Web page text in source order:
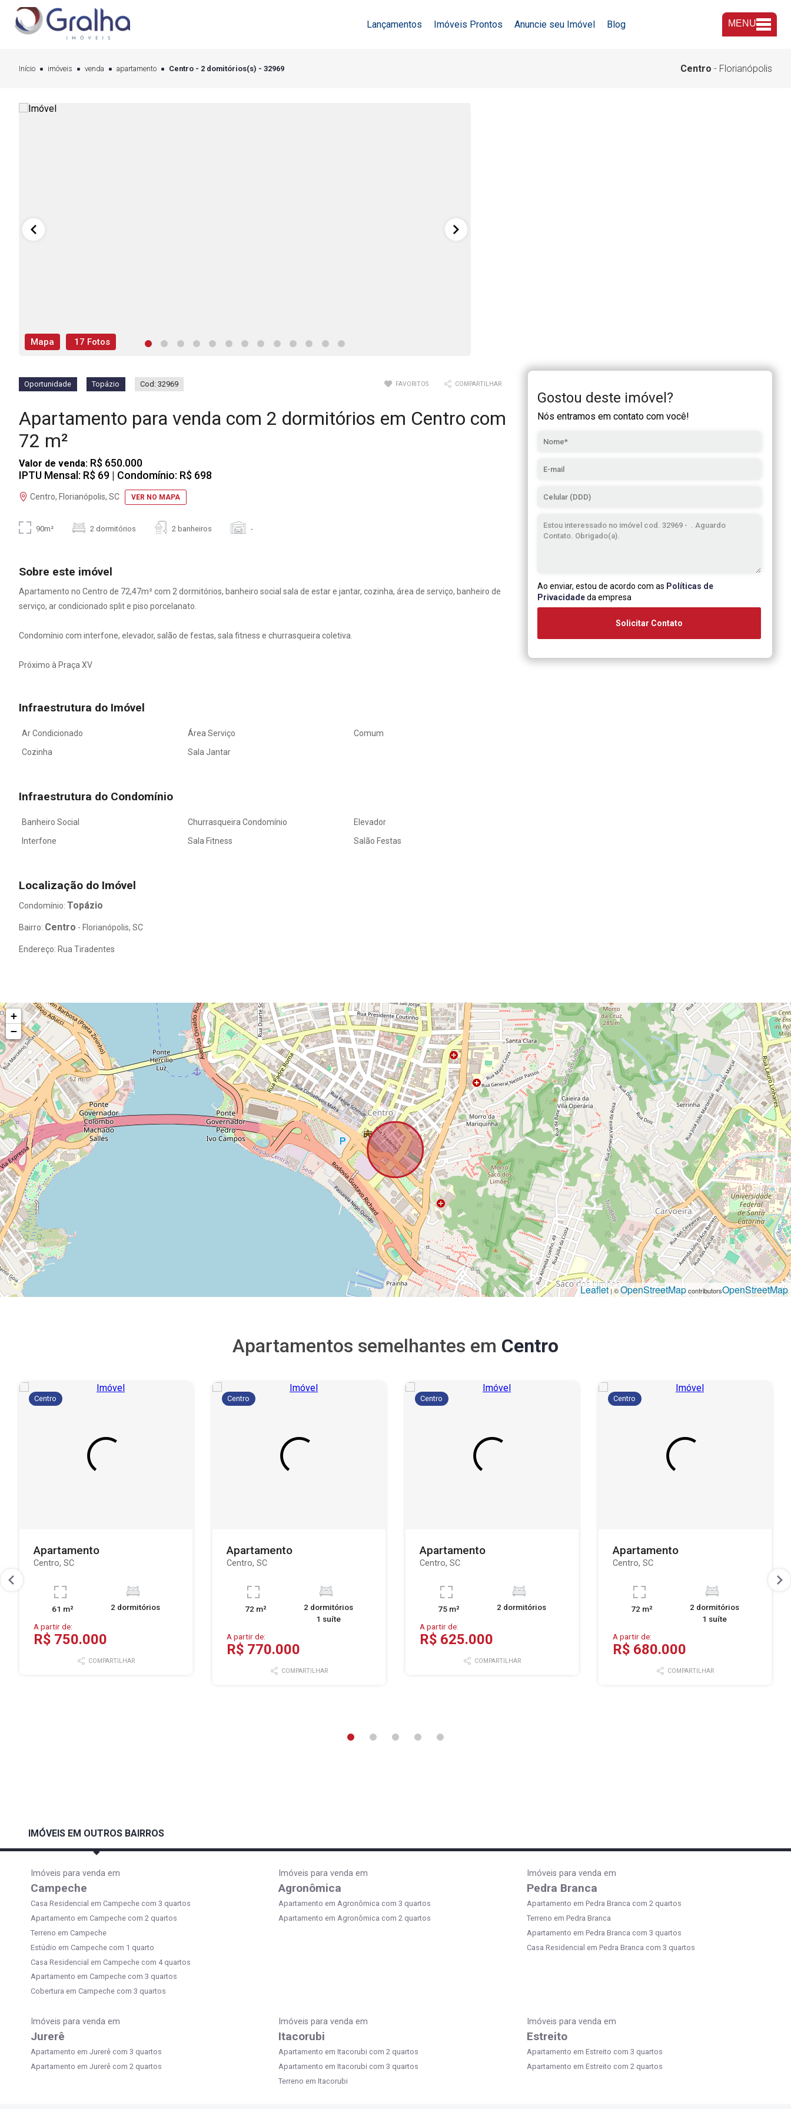
Lançamentos Imóveis Prontos Anuncie seu Imóvel Blog MENU
Início imóveis venda apartamento Centro - 2 domitórios(s) - 32969 Centro - Florianópolis
Mapa 17 Fotos
Oportunidade Topázio Cod: 32969 FAVORITOS COMPARTILHAR
Apartamento para venda com 2 dormitórios em Centro com
72 m²
Valor de venda: R$ 650.000
IPTU Mensal: R$ 69 | Condomínio: R$ 698
Centro, Florianópolis, SC VER NO MAPA
90m² 2 dormitórios 2 banheiros -
Sobre este imóvel
Apartamento no Centro de 72,47m² com 2 dormitórios, banheiro social sala de estar e jantar, cozinha, área de serviço, banheiro de
serviço, ar condicionado split e piso porcelanato.
Condomínio com interfone, elevador, salão de festas, sala fitness e churrasqueira coletiva.
Próximo à Praça XV
Infraestrutura do Imóvel
Ar Condicionado Área Serviço
Comum
Cozinha
Sala Jantar
Infraestrutura do Condomínio
Banheiro Social Churrasqueira Condomínio
Elevador
Interfone
Sala Fitness Salão Festas
Localização do Imóvel
Condomínio: Topázio
Bairro: Centro - Florianópolis, SC
Endereço: Rua Tiradentes
Gostou deste imóvel?
Nós entramos em contato com você!
Ao enviar, estou de acordo com as Políticas de
Privacidadeda empresa
Solicitar Contato
+
−
Leaflet| ©OpenStreetMapcontributorsOpenStreetMap
Apartamentos semelhantes em Centro
Centro
Apartamento
Centro, SC
61 m² 2 dormitórios
A partir de:
R$ 750.000
COMPARTILHAR
Centro
Apartamento
Centro, SC
72 m²
2 dormitórios
1 suíte
A partir de:
R$ 770.000
COMPARTILHAR
Centro
Apartamento
Centro, SC
75 m² 2 dormitórios
A partir de:
R$ 625.000
COMPARTILHAR
Centro
Apartamento
Centro, SC
72 m²
2 dormitórios
1 suíte
A partir de:
R$ 680.000
COMPARTILHAR
IMÓVEIS EM OUTROS BAIRROS
Imóveis para venda em
Campeche
Casa Residencial em Campeche com 3 quartos
Apartamento em Campeche com 2 quartos
Terreno em Campeche
Estúdio em Campeche com 1 quarto
Casa Residencial em Campeche com 4 quartos
Apartamento em Campeche com 3 quartos
Cobertura em Campeche com 3 quartos
Imóveis para venda em
Agronômica
Apartamento em Agronômica com 3 quartos
Apartamento em Agronômica com 2 quartos
Imóveis para venda em
Pedra Branca
Apartamento em Pedra Branca com 2 quartos
Terreno em Pedra Branca
Apartamento em Pedra Branca com 3 quartos
Casa Residencial em Pedra Branca com 3 quartos
Imóveis para venda em
Jurerê
Apartamento em Jurerê com 3 quartos
Apartamento em Jurerê com 2 quartos
Imóveis para venda em
Itacorubi
Apartamento em Itacorubi com 2 quartos
Apartamento em Itacorubi com 3 quartos
Terreno em Itacorubi
Imóveis para venda em
Estreito
Apartamento em Estreito com 3 quartos
Apartamento em Estreito com 2 quartos